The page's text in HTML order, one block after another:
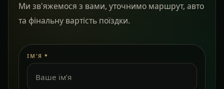
Ми зв'яжемося з вами, уточнимо маршрут, авто
та фінальну вартість поїздки.
ІМ’Я *